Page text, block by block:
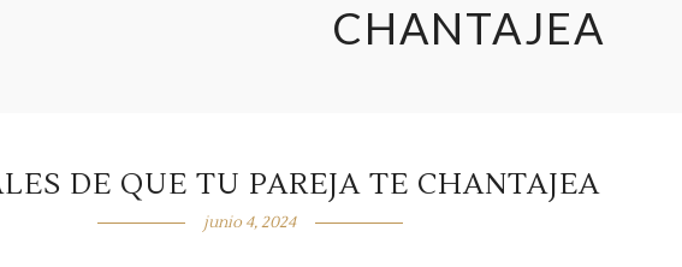
CHANTAJEA
DE QUE TU PAREJA TE CHANTAJEA
junio 4, 2024